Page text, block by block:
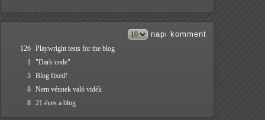
napi komment
126 Playwright tests for the blog
1
"Dark code"
3 Blog fixed!
8 Nem vénnek való vidék
8 21 éves a blog